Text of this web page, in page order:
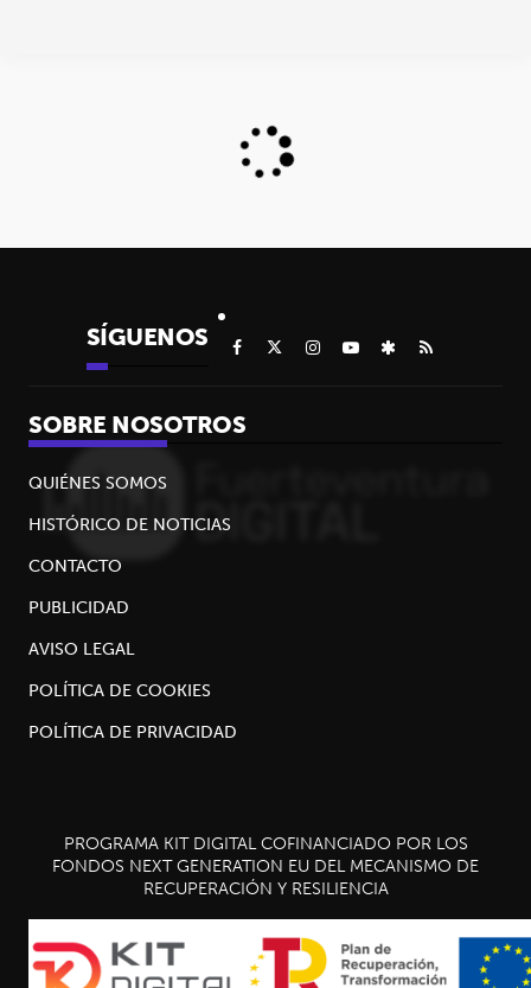
SÍGUENOS
SOBRE NOSOTROS
QUIÉNES SOMOS
HISTÓRICO DE NOTICIAS
CONTACTO
PUBLICIDAD
AVISO LEGAL
POLÍTICA DE COOKIES
POLÍTICA DE PRIVACIDAD
PROGRAMA KIT DIGITAL COFINANCIADO POR LOS
FONDOS NEXT GENERATION EU DEL MECANISMO DE
RECUPERACIÓN Y RESILIENCIA